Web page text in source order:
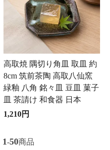
高取焼 隅切り角皿 取皿 約
8cm 筑前茶陶 高取八仙窯
緑釉 八角 銘々皿 豆皿 菓子
皿 茶請け 和食器 日本
1,210円
1-50商品